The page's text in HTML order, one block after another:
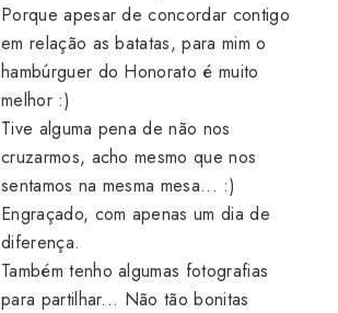
Porque apesar de concordar contigo
em relação as batatas, para mim o
hambúrguer do Honorato é muito
melhor :)
Tive alguma pena de não nos
cruzarmos, acho mesmo que nos
sentamos na mesma mesa... :)
Engraçado, com apenas um dia de
diferença.
Também tenho algumas fotografias
para partilhar... Não tão bonitas